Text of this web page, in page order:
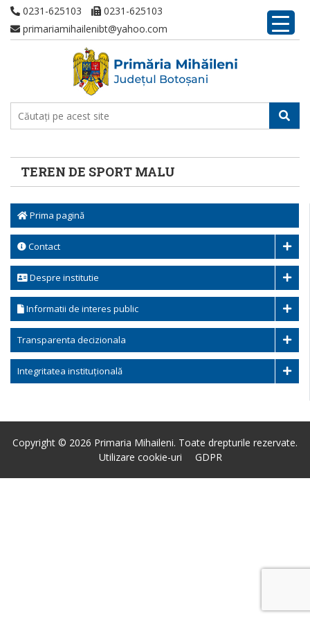
0231-625103
0231-625103
primariamihailenibt@yahoo.com
TEREN DE SPORT MALU
Prima pagină
Contact
Despre institutie
Informatii de interes public
Transparenta decizionala
Integritatea instituțională
Copyright © 2026 Primaria Mihaileni. Toate drepturile rezervate.
Utilizare cookie-uri
GDPR